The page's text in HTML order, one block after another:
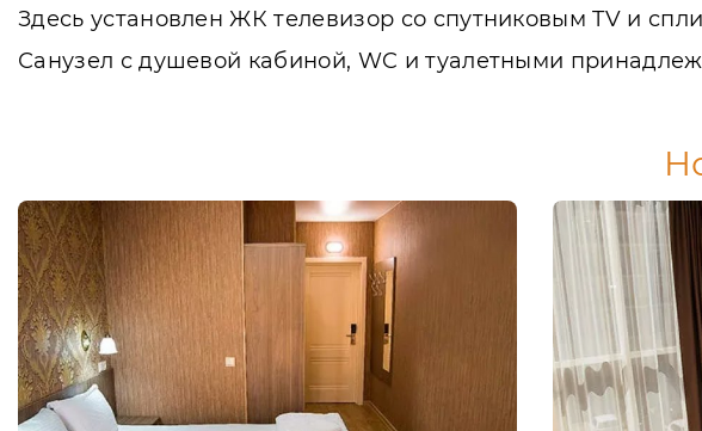
Здесь установлен ЖК телевизор со спутниковым TV и
Санузел с душевой кабиной, WC и туалетными